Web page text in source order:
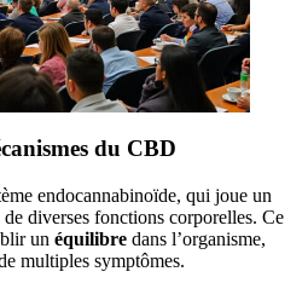
du CBD
endocannabinoïde, qui joue un
diverses fonctions corporelles. Ce
un équilibre dans l’organisme,
multiples symptômes.